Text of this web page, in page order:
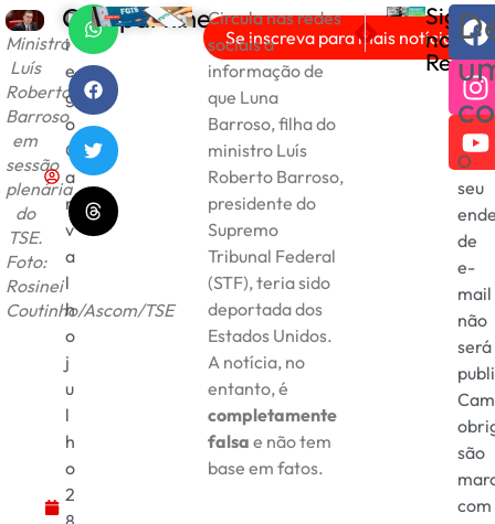
Ministro
Luís
Roberto
Barroso
em
sessão
plenária
do
TSE.
Foto:
Rosinei
Coutinho/Ascom/TSE
D
i
e
g
o
C
a
r
v
a
l
h
o
j
u
l
h
o
2
Compartilhe
Se inscreva para mais notícias!
Circula nas redes
sociais a
informação de
que Luna
Barroso, filha do
ministro Luís
Roberto Barroso,
presidente do
Supremo
Tribunal Federal
(STF), teria sido
deportada dos
Estados Unidos.
A notícia, no
entanto, é
completamente
falsa e não tem
base em fatos.
ANTERIOR
Golpe com
PRÓXIMO
Trump impõe novo
Sigam
nas
Redes
O
seu
de
e-
mail
não
será
são
com